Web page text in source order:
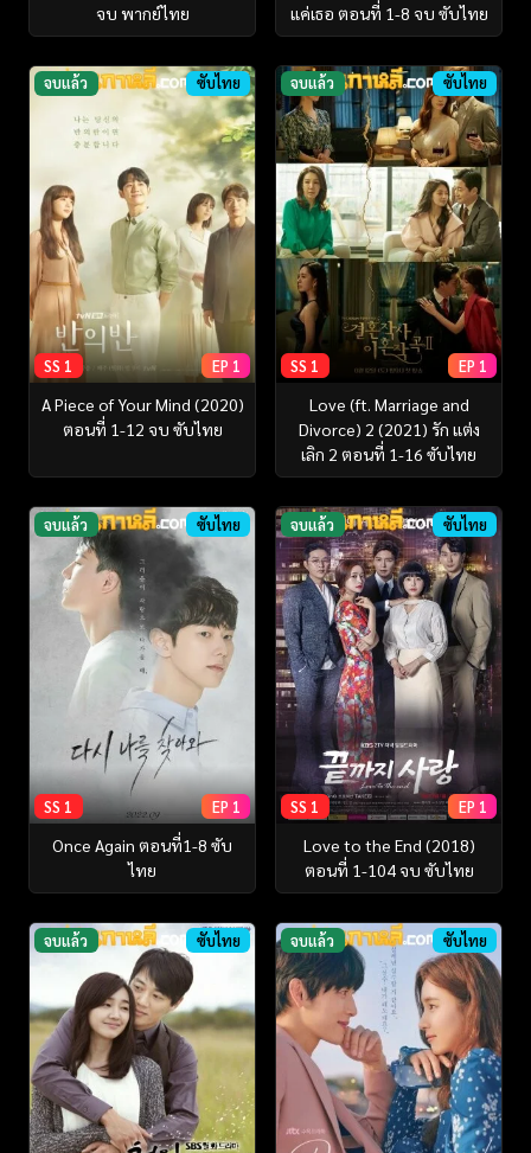
จบ พากย์ไทย
แค่เธอ ตอนที่ 1-8 จบ ซับไทย
จบแล้ว ซับไทย
SS 1 EP 1
A Piece of Your Mind (2020)
ตอนที่ 1-12 จบ ซับไทย
จบแล้ว ซับไทย
SS 1 EP 1
Love (ft. Marriage and
Divorce) 2 (2021) รัก แต่ง
เลิก 2 ตอนที่ 1-16 ซับไทย
จบแล้ว ซับไทย
SS 1 EP 1
Once Again ตอนที่1-8 ซับ
ไทย
จบแล้ว ซับไทย
SS 1 EP 1
Love to the End (2018)
ตอนที่ 1-104 จบ ซับไทย
จบแล้ว ซับไทย จบแล้ว ซับไทย